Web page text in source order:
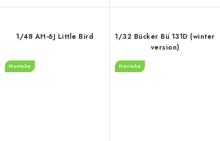
1/48 AH-6J Little Bird
Novinka
1/32 Bücker Bü 131D (winter
version)
Novinka